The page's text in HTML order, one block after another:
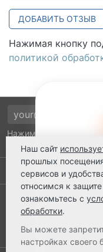
ДОБАВИТЬ ОТЗЫВ
Нажимая кнопку
политикой
Нажимая на кнопку
политики обработки
Наш сайт
прошлых
сервисов и
относимся к
ознакомьтесь с
обработки.
Вы можете
настройках своего